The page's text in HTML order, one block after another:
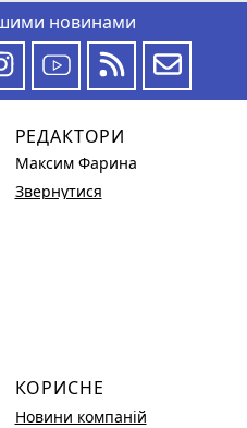
новинами
РЕДАКТОРИ
Максим Фарина
Звернутися
КОРИСНЕ
Новини компаній